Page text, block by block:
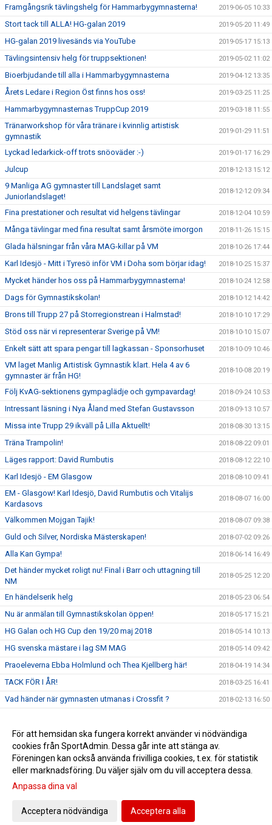
Framgångsrik tävlingshelg för Hammarbygymnasterna! 2019-06-05 10:33
Stort tack till ALLA! HG-galan 2019 2019-05-20 11:49
HG-galan 2019 livesänds via YouTube 2019-05-17 15:13
Tävlingsintensiv helg för truppsektionen! 2019-05-02 11:02
Bioerbjudande till alla i Hammarbygymnasterna 2019-04-12 13:35
Årets Ledare i Region Öst finns hos oss! 2019-03-25 11:25
Hammarbygymnasternas TruppCup 2019 2019-03-18 11:55
Tränarworkshop för våra tränare i kvinnlig artistisk
gymnastik
2019-01-29 11:51
Lyckad ledarkick-off trots snöoväder :-) 2019-01-17 16:29
Julcup 2018-12-13 15:12
9 Manliga AG gymnaster till Landslaget samt
Juniorlandslaget!
2018-12-12 09:34
Fina prestationer och resultat vid helgens tävlingar 2018-12-04 10:59
Många tävlingar med fina resultat samt årsmöte imorgon 2018-11-26 15:15
Glada hälsningar från våra MAG-killar på VM 2018-10-26 17:44
Karl Idesjö - Mitt i Tyresö inför VM i Doha som börjar idag! 2018-10-25 15:37
Mycket händer hos oss på Hammarbygymnasterna! 2018-10-24 12:58
Dags för Gymnastikskolan! 2018-10-12 14:42
Brons till Trupp 27 på Storregionstrean i Halmstad! 2018-10-10 17:29
Stöd oss när vi representerar Sverige på VM! 2018-10-10 15:07
Enkelt sätt att spara pengar till lagkassan - Sponsorhuset 2018-10-09 10:46
VM laget Manlig Artistisk Gymnastik klart. Hela 4 av 6
gymnaster är från HG!
2018-10-08 20:19
Följ KvAG-sektionens gympaglädje och gympavardag! 2018-09-24 10:53
Intressant läsning i Nya Åland med Stefan Gustavsson 2018-09-13 10:57
Missa inte Trupp 29 ikväll på Lilla Aktuellt! 2018-08-30 13:15
Träna Trampolin! 2018-08-22 09:01
Läges rapport: David Rumbutis 2018-08-12 22:10
Karl Idesjö - EM Glasgow 2018-08-10 09:41
EM - Glasgow! Karl Idesjö, David Rumbutis och Vitalijs
Kardasovs
2018-08-07 16:00
Välkommen Mojgan Tajik! 2018-08-07 09:38
Guld och Silver, Nordiska Mästerskapen! 2018-07-02 09:26
Alla Kan Gympa! 2018-06-14 16:49
Det händer mycket roligt nu! Final i Barr och uttagning till
NM
2018-05-25 12:20
En händelserik helg 2018-05-23 06:54
Nu är anmälan till Gymnastikskolan öppen! 2018-05-17 15:21
HG Galan och HG Cup den 19/20 maj 2018 2018-05-14 10:13
HG svenska mästare i lag SM MAG 2018-05-14 09:42
Praoeleverna Ebba Holmlund och Thea Kjellberg här! 2018-04-19 14:34
TACK FÖR I ÅR! 2018-03-25 16:41
Vad händer när gymnasten utmanas i Crossfit ? 2018-02-13 16:50
Våra KvAG tjejer in action 2017-10-10 11:46
GRATTIS Jessica och Team Sweden! 2017-10-10 11:13
Gå till Webbversion
För att hemsidan ska fungera korrekt använder vi nödvändiga
cookies från SportAdmin. Dessa går inte att stänga av.
Föreningen kan också använda frivilliga cookies, t.ex. för statistik
eller marknadsföring. Du väljer själv om du vill acceptera dessa.
Anpassa dina val
Acceptera nödvändiga Acceptera alla